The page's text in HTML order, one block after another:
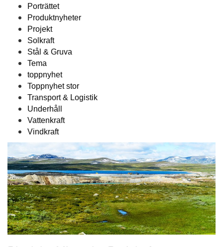
Porträttet
Produktnyheter
Projekt
Solkraft
Stål & Gruva
Tema
toppnyhet
Toppnyhet stor
Transport & Logistik
Underhåll
Vattenkraft
Vindkraft